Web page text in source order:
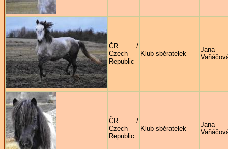
ČR /
Czech
Republic
Klub sběratelek
Jana
ČR /
Czech
Republic
Klub sběratelek
Jana